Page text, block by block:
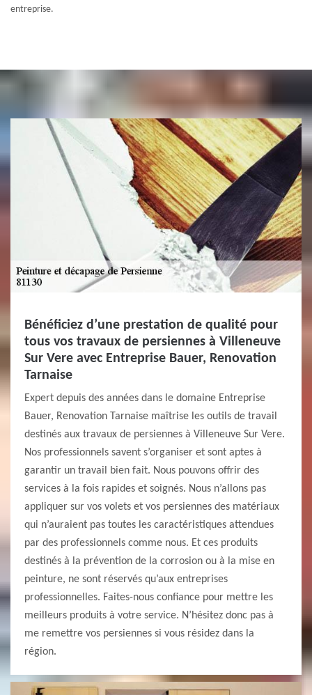
entreprise.
Bénéficiez d’une prestation de qualité pour
tous vos travaux de persiennes à Villeneuve
Sur Vere avec Entreprise Bauer, Renovation
Tarnaise
Expert depuis des années dans le domaine Entreprise
Bauer, Renovation Tarnaise maîtrise les outils de travail
destinés aux travaux de persiennes à Villeneuve Sur Vere.
Nos professionnels savent s’organiser et sont aptes à
garantir un travail bien fait. Nous pouvons offrir des
services à la fois rapides et soignés. Nous n’allons pas
appliquer sur vos volets et vos persiennes des matériaux
qui n’auraient pas toutes les caractéristiques attendues
par des professionnels comme nous. Et ces produits
destinés à la prévention de la corrosion ou à la mise en
peinture, ne sont réservés qu’aux entreprises
professionnelles. Faites-nous confiance pour mettre les
meilleurs produits à votre service. N’hésitez donc pas à
me remettre vos persiennes si vous résidez dans la
région.